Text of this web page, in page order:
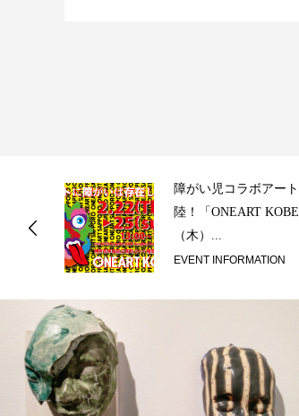
障がい児コラボアー
陸！「ONEART
（木）...
EVENT INFORMATION